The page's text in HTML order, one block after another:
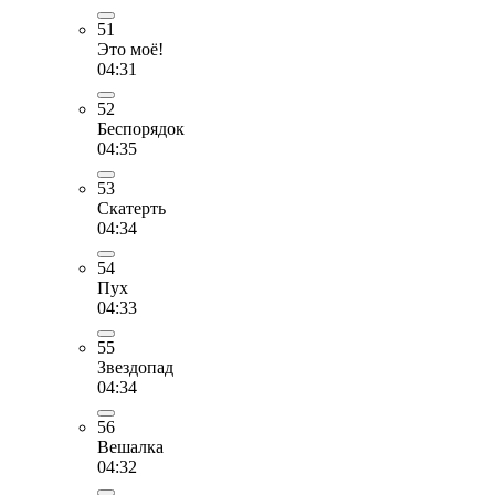
51
Это моё!
04:31
52
Беспорядок
04:35
53
Скатерть
04:34
54
Пух
04:33
55
Звездопад
04:34
56
Вешалка
04:32